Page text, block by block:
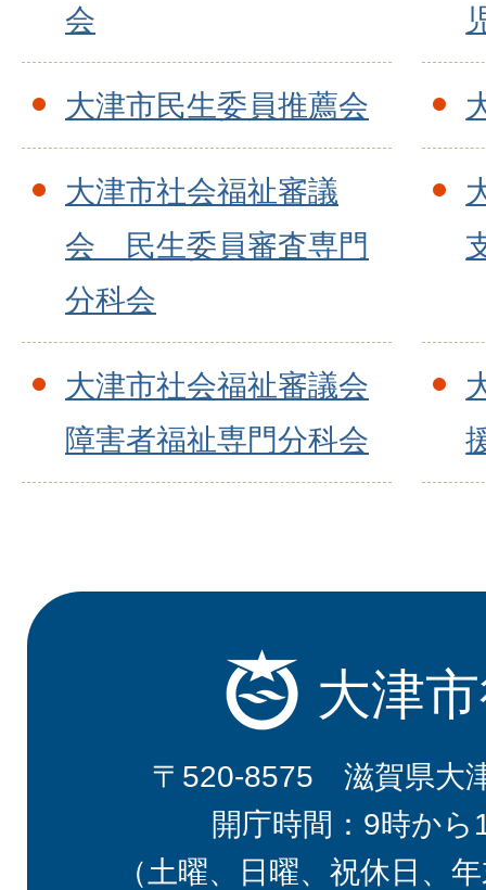
会
大津市民生委員推薦会
大津市社会福祉審議
会 民生委員審査専門
分科会
大津市社会福祉審議会
障害者福祉専門分科会
大津
〒520-8575 滋賀県大
開庁時間：9時から
（土曜、日曜、祝休日、